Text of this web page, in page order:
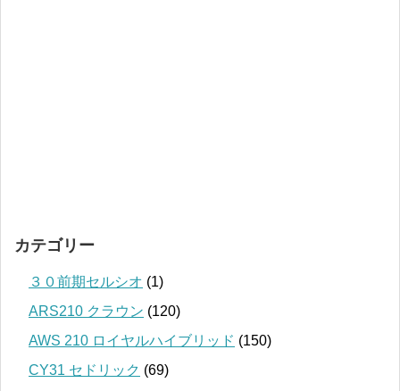
カテゴリー
３０前期セルシオ (1)
ARS210 クラウン (120)
AWS 210 ロイヤルハイブリッド (150)
CY31 セドリック (69)